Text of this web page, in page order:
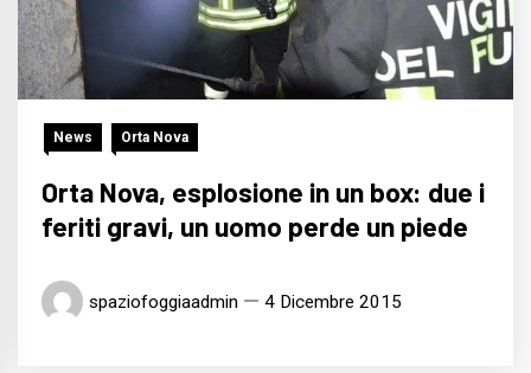
News Orta Nova
Orta Nova, esplosione in un box: due i
feriti gravi, un uomo perde un piede
spaziofoggiaadmin 4 Dicembre 2015